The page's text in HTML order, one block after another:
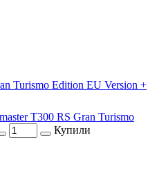
Turismo Edition EU Version +
T300 RS Gran Turismo
Купили